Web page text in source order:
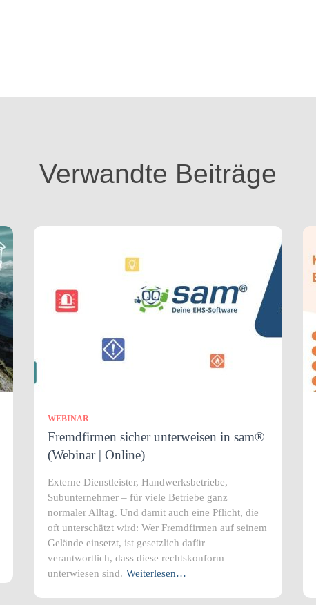
Verwandte Beiträge
WEBINAR
Fremdfirmen sicher unterweisen in sam®
(Webinar | Online)
Externe Dienstleister, Handwerksbetriebe,
Subunternehmer – für viele Betriebe ganz
normaler Alltag. Und damit auch eine Pflicht, die
oft unterschätzt wird: Wer Fremdfirmen auf seinem
Gelände einsetzt, ist gesetzlich dafür
verantwortlich, dass diese rechtskonform
unterwiesen sind. Weiterlesen…